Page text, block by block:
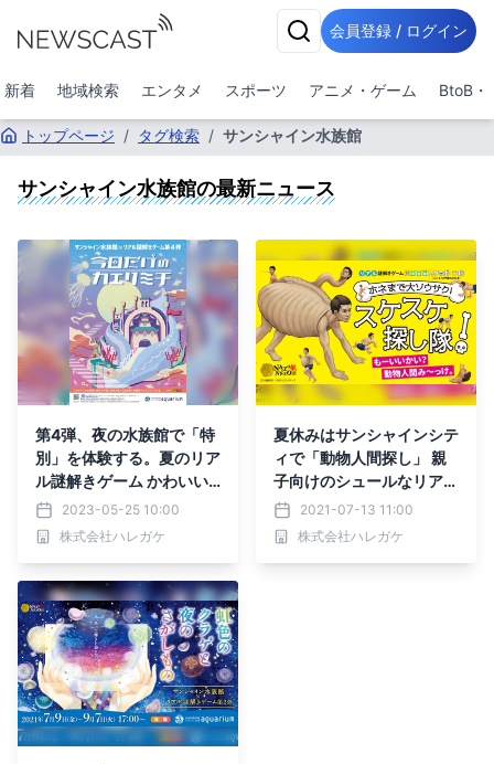
会員登録 / ログイン
新着 地域検索 エンタメ スポーツ アニメ・ゲーム BtoB・
トップページ / タグ検索 / サンシャイン水族館
サンシャイン水族館の最新ニュース
第4弾、夜の水族館で「特
別」を体験する。夏のリア
ル謎解きゲーム かわいい
海の世界を涼しく楽しむ、
サンシャイン水族館で 6/9
(金)から
2023-05-25 10:00
株式会社ハレガケ
夏休みはサンシャインシテ
ィで「動物人間探し」 親
子向けのシュールなリアル
謎解きゲーム開催
2021-07-13 11:00
株式会社ハレガケ